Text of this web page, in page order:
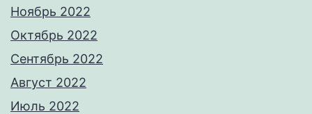
Ноябрь 2022
Октябрь 2022
Сентябрь 2022
Август 2022
Июль 2022